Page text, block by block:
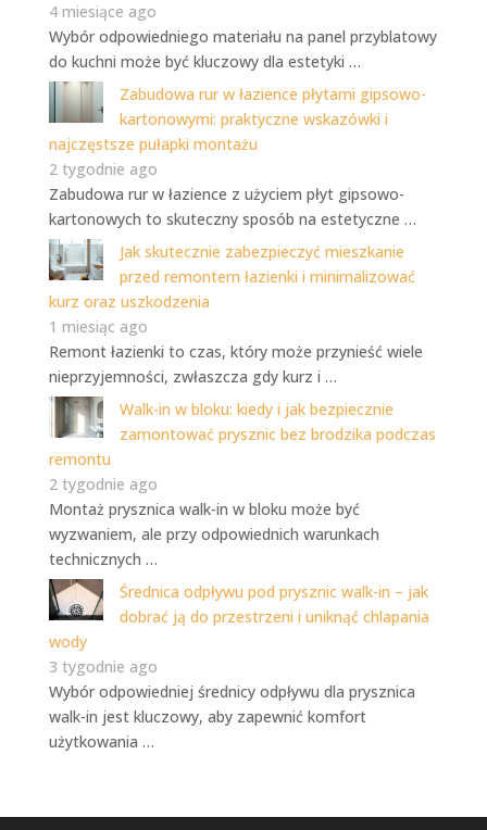
4 miesiące ago
Wybór odpowiedniego materiału na panel przyblatowy
do kuchni może być kluczowy dla estetyki …
Zabudowa rur w łazience płytami gipsowo-
kartonowymi: praktyczne wskazówki i
najczęstsze pułapki montażu
2 tygodnie ago
Zabudowa rur w łazience z użyciem płyt gipsowo-
kartonowych to skuteczny sposób na estetyczne …
Jak skutecznie zabezpieczyć mieszkanie
przed remontem łazienki i minimalizować
kurz oraz uszkodzenia
1 miesiąc ago
Remont łazienki to czas, który może przynieść wiele
nieprzyjemności, zwłaszcza gdy kurz i …
Walk-in w bloku: kiedy i jak bezpiecznie
zamontować prysznic bez brodzika podczas
remontu
2 tygodnie ago
Montaż prysznica walk-in w bloku może być
wyzwaniem, ale przy odpowiednich warunkach
technicznych …
Średnica odpływu pod prysznic walk-in – jak
dobrać ją do przestrzeni i uniknąć chlapania
wody
3 tygodnie ago
Wybór odpowiedniej średnicy odpływu dla prysznica
walk-in jest kluczowy, aby zapewnić komfort
użytkowania …